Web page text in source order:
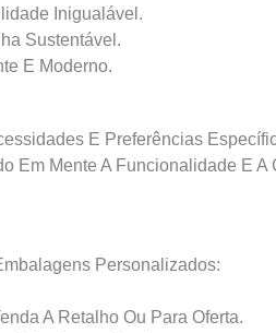
Inigualável.
Sustentável.
E Moderno.
E Preferências
Em Mente A Funcionalidade E
Personalizados:
A Retalho Ou Para Oferta.